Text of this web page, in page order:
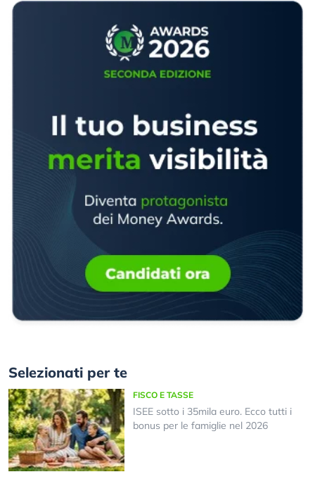
Selezionati per te
FISCO E TASSE
ISEE sotto i 35mila euro. Ecco tutti i
bonus per le famiglie nel 2026